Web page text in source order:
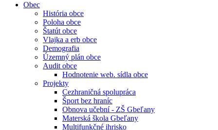
Obec
História obce
Poloha obce
Štatút obce
Vlajka a erb obce
Demografia
Územný plán obce
Audit obce
Hodnotenie web. sídla obce
Projekty
Cezhraničná spolupráca
Šport bez hraníc
Obnova učební - ZŠ Gbeľany
Materská škola Gbeľany
Multifunkčné ihrisko